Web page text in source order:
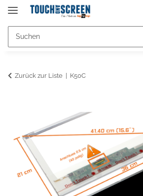
Zurück zur Liste K50C